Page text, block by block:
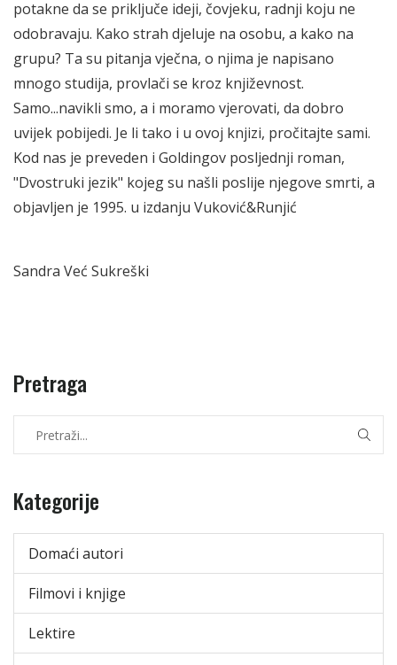
potakne da se priključe ideji, čovjeku, radnji koju ne
odobravaju. Kako strah djeluje na osobu, a kako na
grupu? Ta su pitanja vječna, o njima je napisano
mnogo studija, provlači se kroz književnost.
Samo...navikli smo, a i moramo vjerovati, da dobro
uvijek pobijedi. Je li tako i u ovoj knjizi, pročitajte sami.
Kod nas je preveden i Goldingov posljednji roman,
"Dvostruki jezik" kojeg su našli poslije njegove smrti, a
objavljen je 1995. u izdanju Vuković&Runjić
Sandra Već Sukreški
Pretraga
Kategorije
Domaći autori
Filmovi i knjige
Lektire